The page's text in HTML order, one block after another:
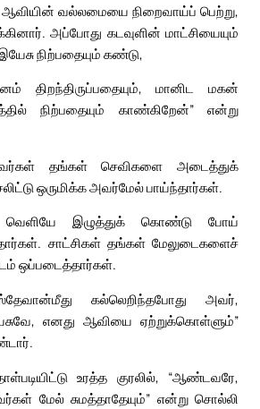
வல்லமையை நிறைவாய்ப் பெற்று,
அப்போது கடவுளின் மாட்சியையும்
நிற்பதையும் கண்டு,
திறந்திருப்பதையும், மானிட மகன்
நிற்பதையும் காண்கிறேன்” என்று
தங்கள் செவிகளை அடைத்துக்
ஒருமிக்க அவர்மேல் பாய்ந்தார்கள்.
வெளியே இழுத்துக் கொண்டு போய்
சாட்சிகள் தங்கள் மேலுடைகளைச்
ஒப்படைத்தார்கள்.
கல்லெறிந்தபோது அவர்,
எனது ஆவியை ஏற்றுக்கொள்ளும்”
உரத்த குரலில், “ஆண்டவரே,
மேல் சுமத்தாதேயும்” என்று சொல்லி